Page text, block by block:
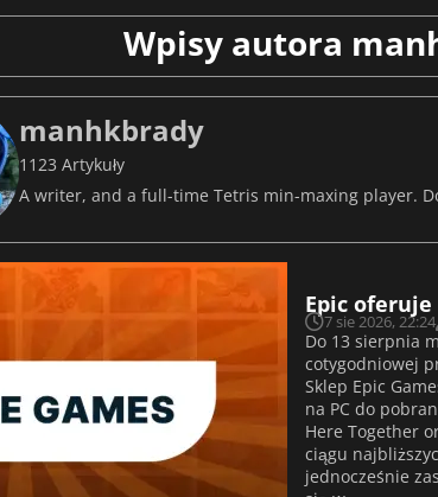
Wpisy autora
manhkbrady
1123 Artykuły
A writer, and a full-time Tetris min-maxing player.
Epic
7 sie 2026, 22:24
Do 13 sierpnia
cotygodniowej
Sklep Epic
na PC do
Here Together
ciągu
jednocześnie